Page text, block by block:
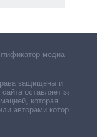
медиа –
защищены и
оставляет за
которая
авторами которой